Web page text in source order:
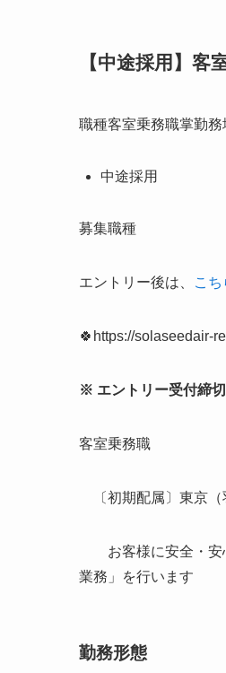
【中途採用】客
職種客室乗務職掌勤
中途採用
募集職種
エントリー後は、 こち
🍀https://solaseedair-
※ エントリー受付締
客室乗務職
〔初期配属〕東京
お客様に安全・安心
業務」を行います
勤務形態